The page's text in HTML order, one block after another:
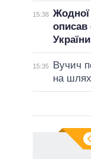
15:38 Жодної
описав
України
15:35
Вучич
на